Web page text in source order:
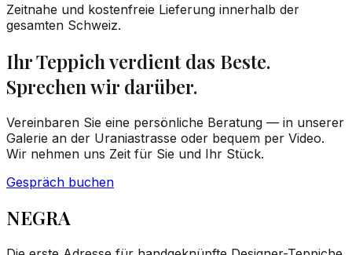
Zeitnahe und kostenfreie Lieferung innerhalb der
gesamten Schweiz.
Ihr Teppich verdient das Beste.
Sprechen wir darüber.
Vereinbaren Sie eine persönliche Beratung — in unserer
Galerie an der Uraniastrasse oder bequem per Video.
Wir nehmen uns Zeit für Sie und Ihr Stück.
Gespräch buchen
NEGRA